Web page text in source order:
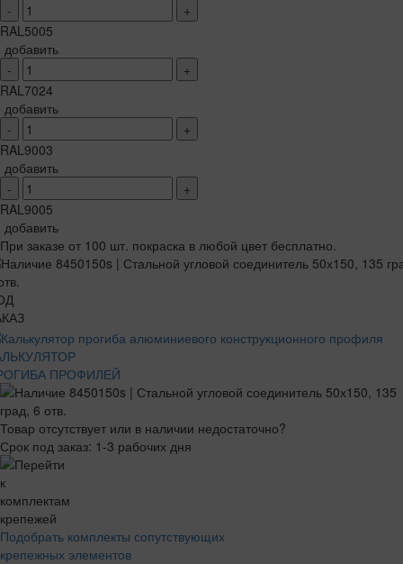
-
+
RAL5005
добавить
-
+
RAL7024
добавить
-
+
RAL9003
добавить
-
+
RAL9005
добавить
При заказе от 100 шт. покраска в любой цвет бесплатно.
ПРОФИЛЕЙ
Товар отсутствует или в наличии недостаточно?
Срок под заказ: 1-3 рабочих дня
Подобрать комплекты сопутствующих
крепежных элементов